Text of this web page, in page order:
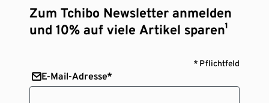
Zum Tchibo Newsletter anmelden
und 10% auf viele Artikel sparen¹
* Pflichtfeld
E-Mail-Adresse*